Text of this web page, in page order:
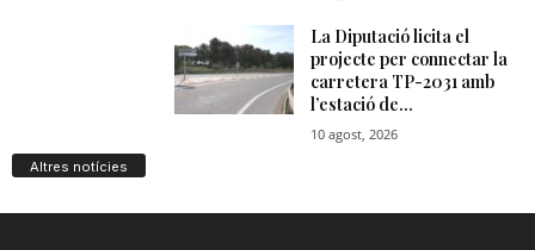
Altres notícies